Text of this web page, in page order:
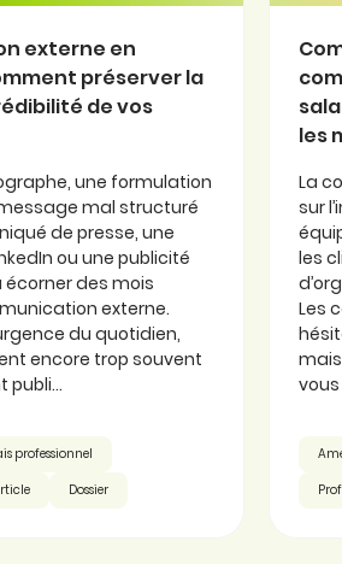
externe en
préserver la
de vos
une formulation
mal structuré
de presse, une
ou une publicité
des mois
externe.
du quotidien,
encore trop souvent
publi...
professionnel
Dossier
les
La
sur
les
Les